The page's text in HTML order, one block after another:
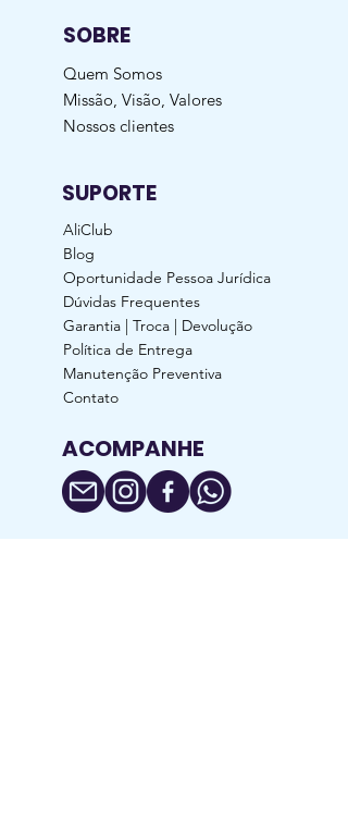
SOBRE
Quem Somos
Missão, Visão, Valores
Nossos clientes
SUPORTE
AliClub
Blog
Oportunidade Pessoa Jurídica
Dúvidas Frequentes
Garantia | Troca | Devolução
Política de Entrega
Manutenção Preventiva
Contato
ACOMPANHE